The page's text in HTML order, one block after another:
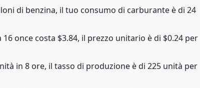
di benzina, il tuo consumo di carburante è di 24
once costa $3.84, il prezzo unitario è di $0.24 per
in 8 ore, il tasso di produzione è di 225 unità per